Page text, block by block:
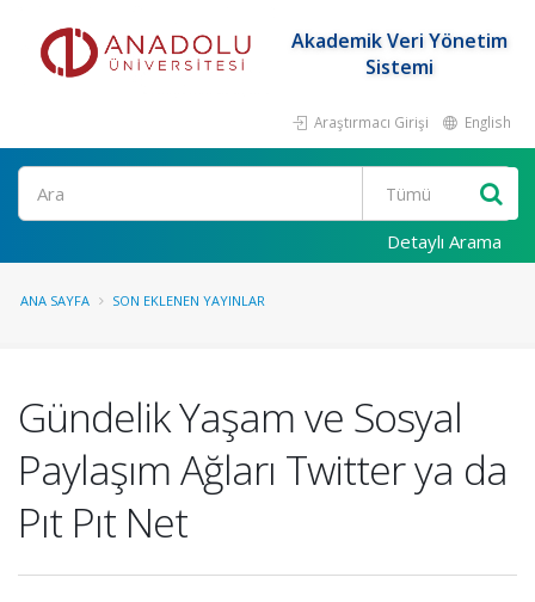
Akademik Veri Yönetim
Sistemi
Araştırmacı Girişi English
Ara
Detaylı Arama
ANA SAYFA SON EKLENEN YAYINLAR
Gündelik Yaşam ve Sosyal
Paylaşım Ağları Twitter ya da
Pıt Pıt Net